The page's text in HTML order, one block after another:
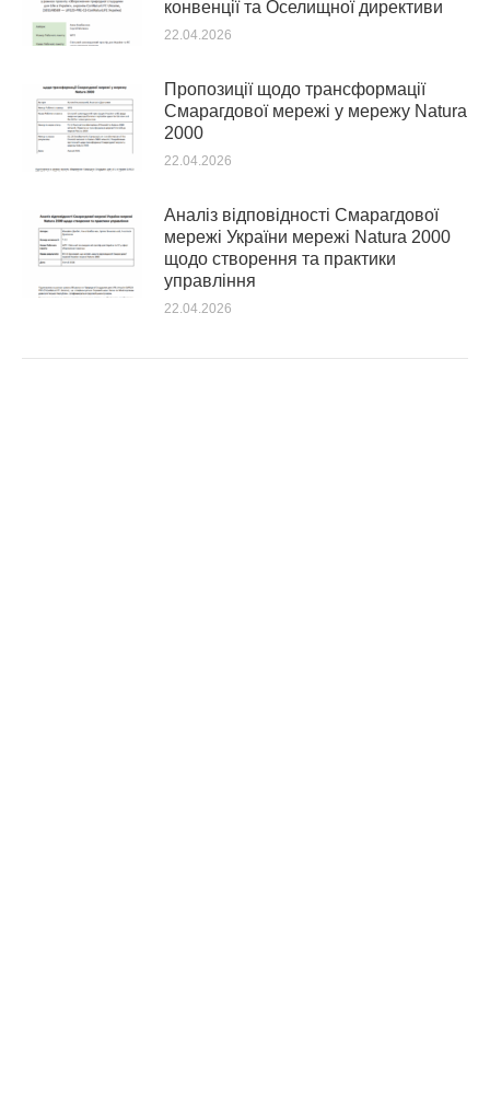
конвенції та Оселищної директиви
22.04.2026
Пропозиції щодо трансформації
Смарагдової мережі у мережу Natura
2000
22.04.2026
Аналіз відповідності Смарагдової
мережі України мережі Natura 2000
щодо створення та практики
управління
22.04.2026